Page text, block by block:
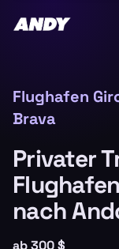
Flughafen
Brava
Privater
nach
ab300 $